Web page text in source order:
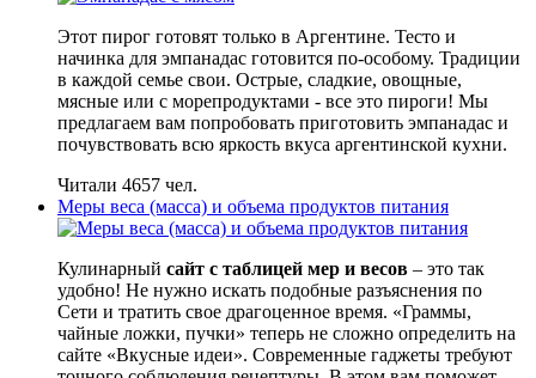
Этот пирог готовят только в Аргентине. Тесто и
начинка для эмпанадас готовится по-особому. Традиции
в каждой семье свои. Острые, сладкие, овощные,
мясные или с морепродуктами - все это пироги! Мы
предлагаем вам попробовать приготовить эмпанадас и
почувствовать всю яркость вкуса аргентинской кухни.
Читали 4657 чел.
Меры веса (масса) и объема продуктов питания
Кулинарный сайт с таблицей мер и весов – это так
удобно! Не нужно искать подобные разъяснения по
Сети и тратить свое драгоценное время. «Граммы,
чайные ложки, пучки» теперь не сложно определить на
сайте «Вкусные идеи». Современные гаджеты требуют